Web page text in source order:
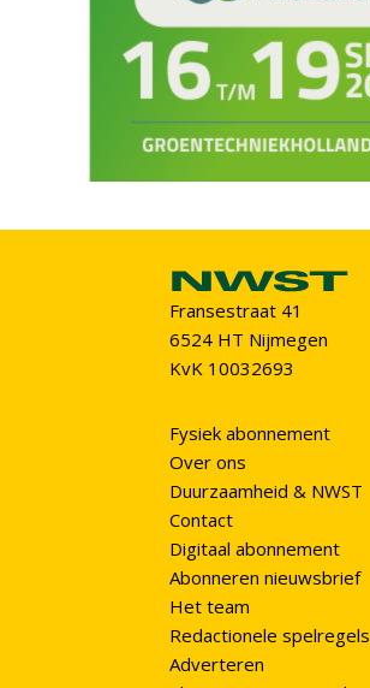
Fransestraat 41
6524 HT Nijmegen
KvK 10032693
Fysiek abonnement
Over ons
Duurzaamheid & NWST
Contact
Digitaal abonnement
Abonneren nieuwsbrief
Het team
Redactionele spelregels
Adverteren